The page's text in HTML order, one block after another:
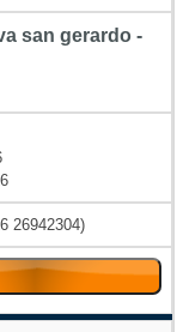
san gerardo -
26942304)